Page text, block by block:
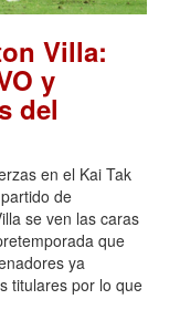
Villa:
y
del
en el Kai Tak
de
se ven las caras
que
ya
titulares por lo que